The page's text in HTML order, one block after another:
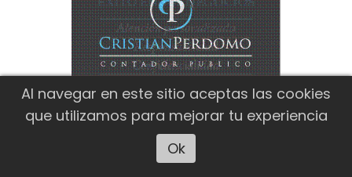
Al navegar en este sitio aceptas las cookies
que utilizamos para mejorar tu experiencia
Ok